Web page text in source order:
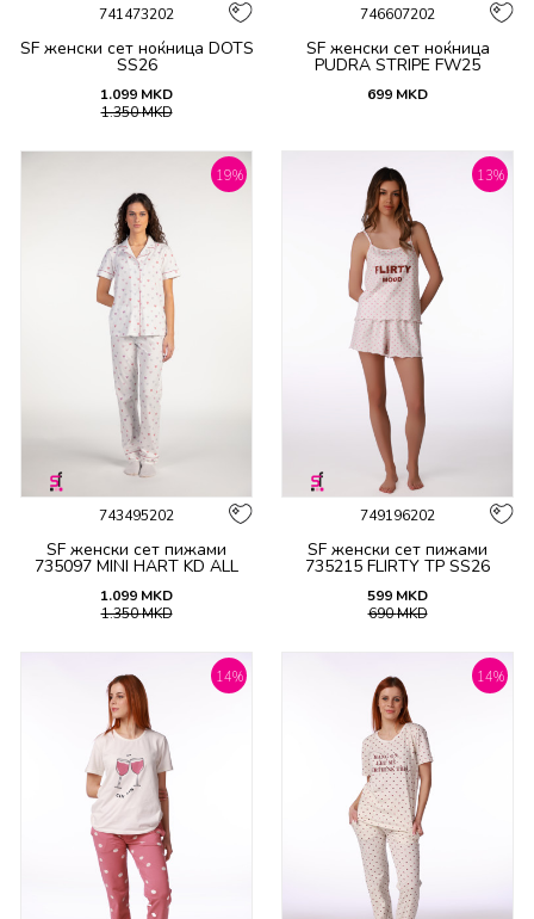
741473202
SF женски сет ноќница DOTS
SS26
1.099 MKD
1.350MKD
746607202
SF женски сет ноќница
PUDRA STRIPE FW25
699 MKD
19%
743495202
SF женски сет пижами
735097 MINI HART KD ALL
1.099 MKD
1.350MKD
13%
749196202
SF женски сет пижами
735215 FLIRTY TP SS26
599 MKD
690MKD
14% 14%